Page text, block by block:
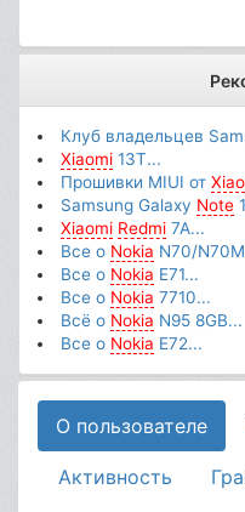
Клуб владельцев
Xiaomi 13T...
Прошивки MIUI от
Samsung Galaxy Note
Xiaomi Redmi 7A...
Все о Nokia N70/
Все о Nokia E71...
Все о Nokia 7710...
Всё о Nokia N95 8GB...
Все о Nokia E72...
О пользователе
Активность